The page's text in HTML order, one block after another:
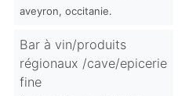
aveyron, occitanie.
Bar à vin/produits
régionaux /cave/epicerie
fine